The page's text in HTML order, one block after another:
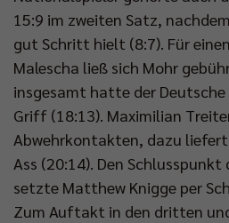
15:9 im zweiten Satz,
gut Schritt hielt (8:7). Für
Malescha ließ sich Mohr
insgesamt hatte der Deutsche
Griff (18:13). Maximilian
Abwehrkontakten, dazu liefert
Ass (20:14). Den Schlusspunkt
setzte Matthew Knigge per
Zum Auftakt in den dritten